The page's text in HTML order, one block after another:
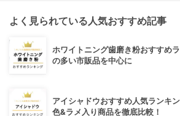
よく見られている人気おすすめ記事
ホワイトニング歯磨き粉おすすめ
の多い市販品を中心に
アイシャドウおすすめ人気ランキ
色&ラメ入り商品を徹底比較！